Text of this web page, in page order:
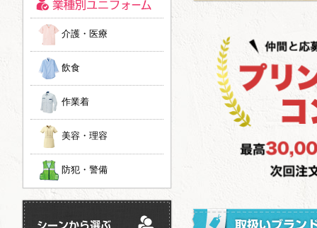
介護・医療
飲食
作業着
美容・理容
防犯・警備